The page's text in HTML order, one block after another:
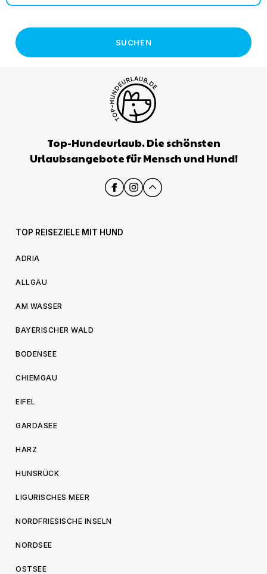
SUCHEN
Top-Hundeurlaub. Die schönsten
Urlaubsangebote für Mensch und Hund!
TOP REISEZIELE MIT HUND
ADRIA
ALLGÄU
AM WASSER
BAYERISCHER WALD
BODENSEE
CHIEMGAU
EIFEL
GARDASEE
HARZ
HUNSRÜCK
LIGURISCHES MEER
NORDFRIESISCHE INSELN
NORDSEE
OSTSEE